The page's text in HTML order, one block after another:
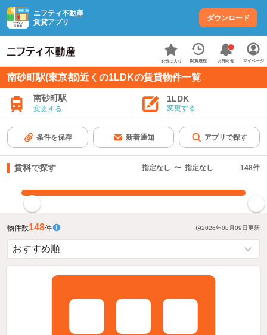
ニフティ不動産
賃貸アプリ
ダウンロード
お気に入り 閲覧履歴 お知らせ マイページ
南砂町駅(東京都)近くの1LDKの賃貸物件一覧
南砂町駅
変更する
1LDK
変更する
条件を保存 新着通知 アプリで探す
賃料で探す 指定なし 〜 指定なし 148件
物件数148件 2026年08月09日更新